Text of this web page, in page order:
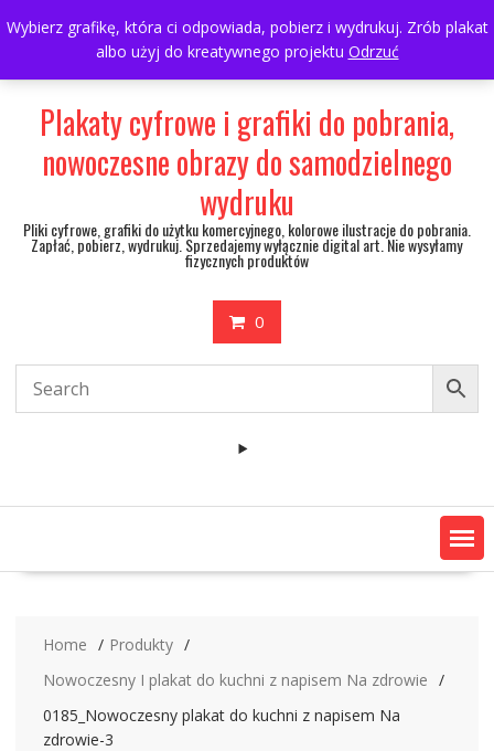
Wybierz grafikę, która ci odpowiada, pobierz i wydrukuj. Zrób plakat
albo użyj do kreatywnego projektu Odrzuć
to
697063361
walulik@gmail.com
My Account
Plakaty cyfrowe i grafiki do pobrania,
nowoczesne obrazy do samodzielnego
wydruku
Pliki cyfrowe, grafiki do użytku komercyjnego, kolorowe ilustracje do pobrania.
Zapłać, pobierz, wydrukuj. Sprzedajemy wyłącznie digital art. Nie wysyłamy
fizycznych produktów
0
Home
Produkty
Nowoczesny I plakat do kuchni z napisem Na zdrowie
0185_Nowoczesny plakat do kuchni z napisem Na
zdrowie-3